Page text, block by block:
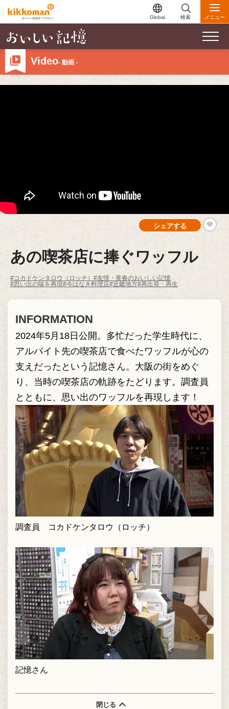
Global 検索 メニュー
Video- 動画 -
シェアする
あの喫茶店に捧ぐワッフル
#コカドケンタロウ（ロッチ） #友情・青春のおいしい記憶
#思い出の味を再現#今はなき料理店#近畿地方#再出発・再生
INFORMATION
2024年5月18日公開。多忙だった学生時代に、
アルバイト先の喫茶店で食べたワッフルが心の
支えだったという記憶さん。大阪の街をめぐ
り、当時の喫茶店の軌跡をたどります。調査員
とともに、思い出のワッフルを再現します！
調査員 コカドケンタロウ（ロッチ）
記憶さん
閉じる